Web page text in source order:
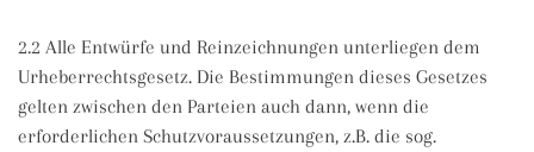
2.2 Alle Entwürfe und Reinzeichnungen unterliegen dem
Urheberrechtsgesetz. Die Bestimmungen dieses Gesetzes
gelten zwischen den Parteien auch dann, wenn die
erforderlichen Schutzvoraussetzungen, z.B. die sog.